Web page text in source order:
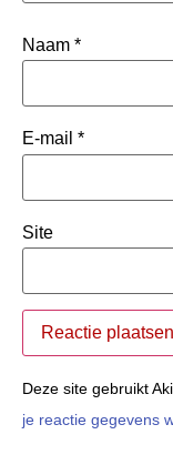
Naam *
E-mail *
Site
Deze site gebruikt
je reactie gegevens